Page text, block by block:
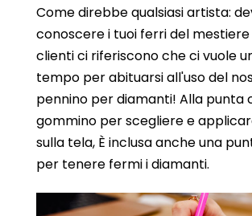
Come direbbe qualsiasi artista:
conoscere i tuoi ferri del
clienti ci riferiscono che ci vuole
tempo per abituarsi all'uso del
pennino per diamanti! Alla punta
gommino per scegliere e
sulla tela, È inclusa anche una
per tenere fermi i diamanti.